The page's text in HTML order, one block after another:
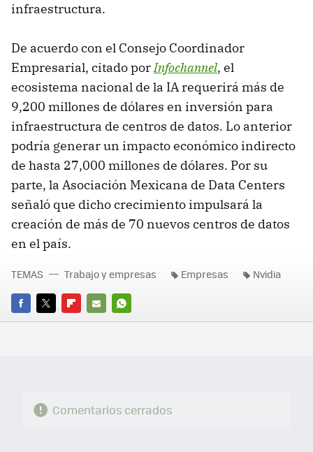
infraestructura.
De acuerdo con el Consejo Coordinador
Empresarial, citado porInfochannel, el
ecosistema nacional de la IA requerirá más de
9,200 millones de dólares en inversión para
infraestructura de centros de datos. Lo anterior
podría generar un impacto económico indirecto
de hasta 27,000 millones de dólares. Por su
parte, la Asociación Mexicana de Data Centers
señaló que dicho crecimiento impulsará la
creación de más de 70 nuevos centros de datos
en el país.
FACEBOOK
TWITTERFLIPBOARD
E-
WHATSAPP
TEMAS Trabajo y empresas Empresas Nvidia
Comentarios cerrados